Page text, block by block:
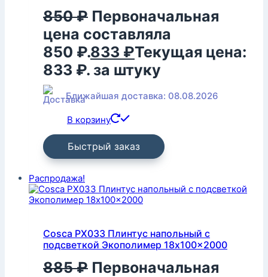
850₽ Первоначальная
цена составляла
850 ₽.833 ₽Текущая цена:
833 ₽. за штуку
Ближайшая доставка: 08.08.2026
В корзину
Быстрый заказ
Распродажа!
Cosca PX033 Плинтус напольный с
подсветкой Экополимер 18x100x2000
885₽ Первоначальная